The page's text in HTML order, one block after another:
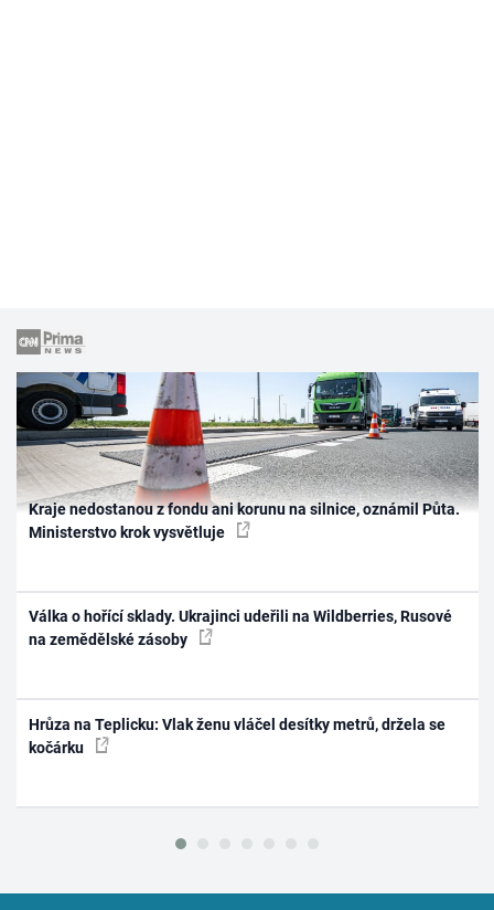
Kraje nedostanou z fondu ani korunu na silnice, oznámil Půta.
Ministerstvo krok vysvětluje
Válka o hořící sklady. Ukrajinci udeřili na Wildberries, Rusové
na zemědělské zásoby
Hrůza na Teplicku: Vlak ženu vláčel desítky metrů, držela se
kočárku